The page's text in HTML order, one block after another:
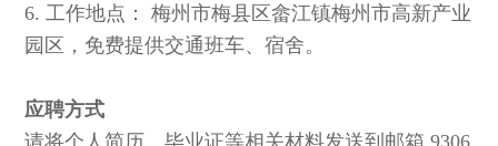
6. 工作地点： 梅州市梅县区畲江镇梅州市高新产业
园区，免费提供交通班车、宿舍。
应聘方式
请将个人简历、毕业证等相关材料发送到邮箱 9306